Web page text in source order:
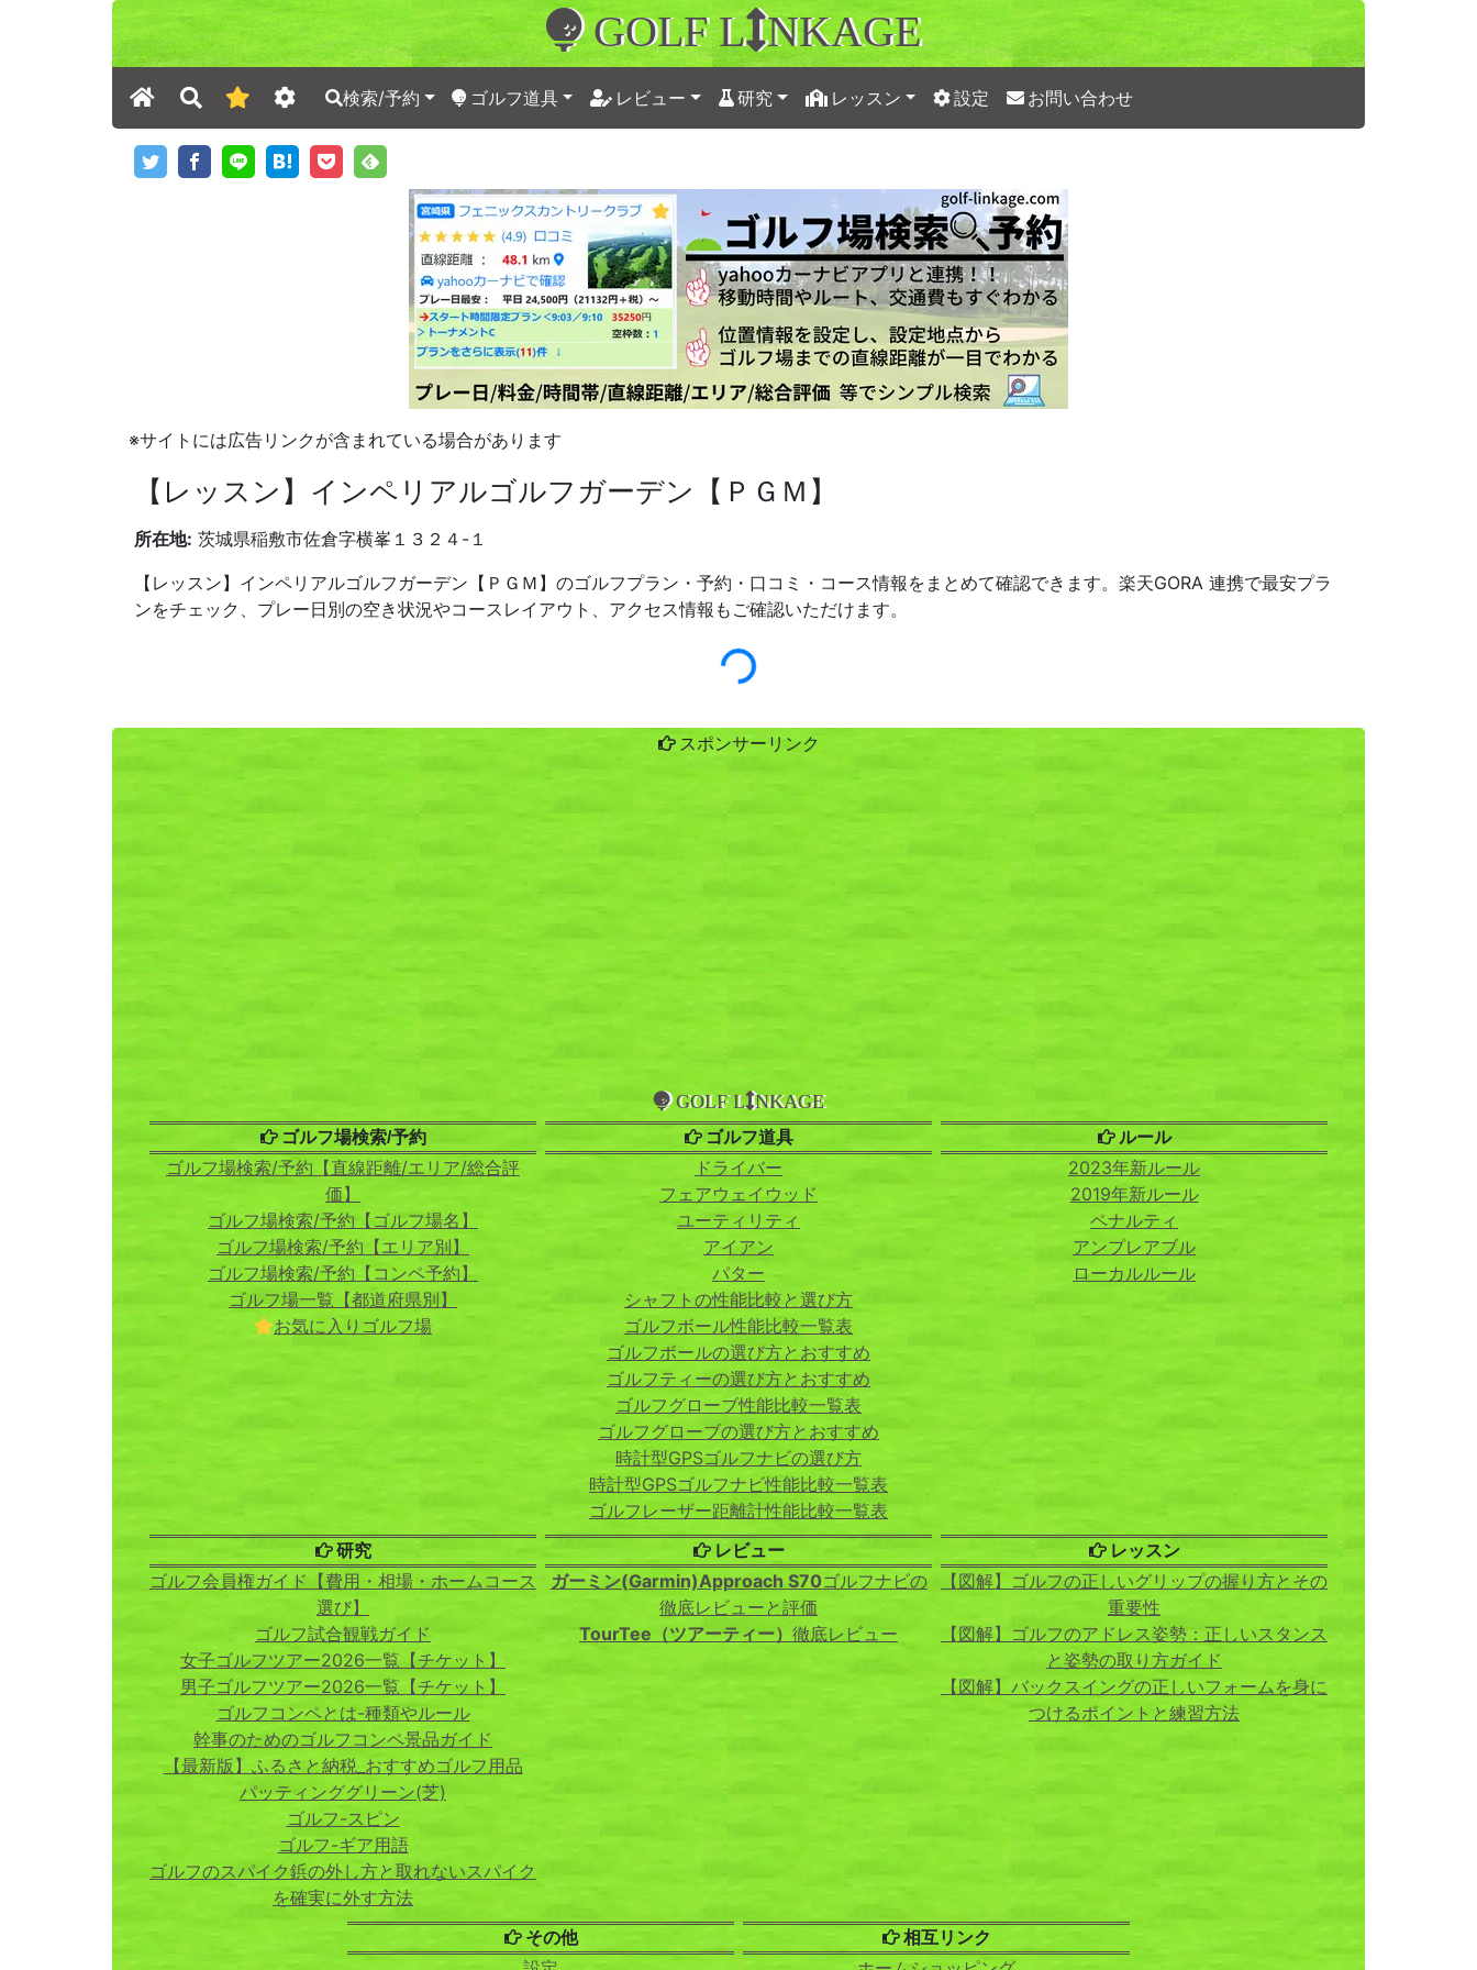
GOLF L NKAGE
検索/予約 ゴルフ道具 レビュー 研究 レッスン 設定 お問い合わせ
※サイトには広告リンクが含まれている場合があります
【レッスン】インペリアルゴルフガーデン【ＰＧＭ】
所在地: 茨城県稲敷市佐倉字横峯１３２４-１
【レッスン】インペリアルゴルフガーデン【ＰＧＭ】のゴルフプラン・予約・口コミ・コース情報をまとめて確認できます。楽天GORA 連携で最安プラ
ンをチェック、プレー日別の空き状況やコースレイアウト、アクセス情報もご確認いただけます。
スポンサーリンク
GOLF L NKAGE
ゴルフ場検索/予約
ゴルフ場検索/予約【直線距離/エリア/総合評
価】
ゴルフ場検索/予約【ゴルフ場名】
ゴルフ場検索/予約【エリア別】
ゴルフ場検索/予約【コンペ予約】
ゴルフ場一覧【都道府県別】
お気に入りゴルフ場
ゴルフ道具
ドライバー
フェアウェイウッド
ユーティリティ
アイアン
パター
シャフトの性能比較と選び方
ゴルフボール性能比較一覧表
ゴルフボールの選び方とおすすめ
ゴルフティーの選び方とおすすめ
ゴルフグローブ性能比較一覧表
ゴルフグローブの選び方とおすすめ
時計型GPSゴルフナビの選び方
時計型GPSゴルフナビ性能比較一覧表
ゴルフレーザー距離計性能比較一覧表
ルール
2023年新ルール
2019年新ルール
ペナルティ
アンプレアブル
ローカルルール
研究
ゴルフ会員権ガイド【費用・相場・ホームコース
選び】
ゴルフ試合観戦ガイド
女子ゴルフツアー2026一覧【チケット】
男子ゴルフツアー2026一覧【チケット】
ゴルフコンペとは-種類やルール
幹事のためのゴルフコンペ景品ガイド
【最新版】ふるさと納税_おすすめゴルフ用品
パッティンググリーン(芝)
ゴルフ-スピン
ゴルフ-ギア用語
ゴルフのスパイク鋲の外し方と取れないスパイク
を確実に外す方法
レビュー
ガーミン(Garmin)Approach S70ゴルフナビの
徹底レビューと評価
TourTee（ツアーティー） 徹底レビュー
レッスン
【図解】ゴルフの正しいグリップの握り方とその
重要性
【図解】ゴルフのアドレス姿勢：正しいスタンス
と姿勢の取り方ガイド
【図解】バックスイングの正しいフォームを身に
つけるポイントと練習方法
その他 相互リンク